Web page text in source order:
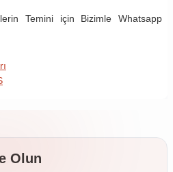
Temini için Bizimle Whatsapp
Olun